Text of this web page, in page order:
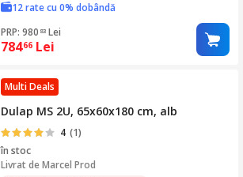
12 rate cu 0% dobândă
PRP: 980 83 Lei
78466 Lei
Multi Deals
Dulap MS 2U, 65x60x180 cm, alb
4 (1)
în stoc
Livrat deMarcel Prod